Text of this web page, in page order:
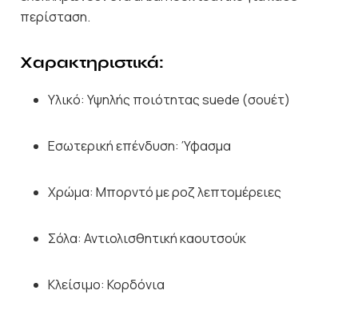
περίσταση.
Χαρακτηριστικά:
Υλικό: Υψηλής ποιότητας suede (σουέτ)
Εσωτερική επένδυση: Ύφασμα
Χρώμα: Μπορντό με ροζ λεπτομέρειες
Σόλα: Αντιολισθητική καουτσούκ
Κλείσιμο: Κορδόνια